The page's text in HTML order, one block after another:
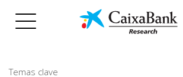
Temas clave